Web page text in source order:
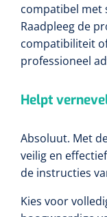
compatibel met
Raadpleeg de
compatibiliteit
professioneel
Helpt
Absoluut. Met
veilig en
de instructies
Kies voor